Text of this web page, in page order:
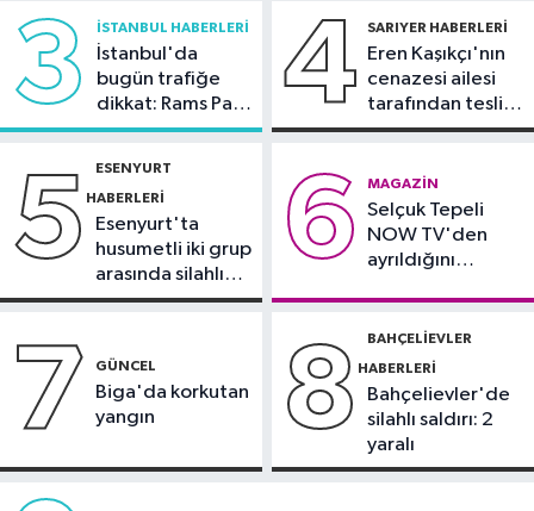
buluşturuyor
21:17
demeyin, önlemini alın
yaklaşık 30 bin taraftar önünde imza
attı
3 İSTANBUL HABERLERI
İstanbul'da
bugün trafiğe
dikkat: Rams Park
çevresinde bazı
4 SARIYER HABERLERI
Eren Kaşıkçı'nın
cenazesi ailesi
tarafından teslim
alındı
5 ESENYURT
HABERLERI
Esenyurt'ta
husumetli iki grup
arasında silahlı
kavga
6 MAGAZIN
Selçuk Tepeli
NOW TV'den
ayrıldığını
7 GÜNCEL
Biga'da korkutan
yangın
8 BAHÇELIEVLER
HABERLERI
Bahçelievler'de
silahlı saldırı: 2
yaralı